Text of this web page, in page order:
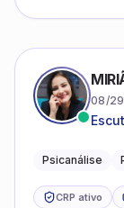
08/
Psicanálise
CRP ativo